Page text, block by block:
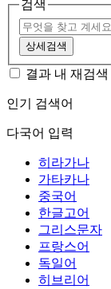
검색
상세검색
결과 내 재검색
인기 검색어
다국어 입력
히라가나
가타카나
중국어
한글고어
그리스문자
프랑스어
독일어
히브리어